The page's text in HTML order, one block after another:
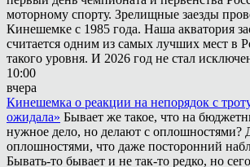
моторному спорту. Зрелищные заезды
Кинешемке с 1985 года. Наша акватория
считается одним из самых лучших мест в
такого уровня. И 2026 год не стал
10:00
вчера
Кинешемка о реакции на непорядок с
ожидала» Бывает же такое, что на
нужное дело, но делают с оплошностями?
оплошностями, что даже посторонний
Бывать-то бывает и не так-то редко, но